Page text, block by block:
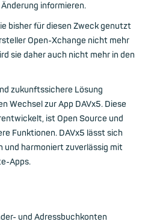
informieren.
bisher für diesen Zweck genutzt
Open-Xchange nicht mehr
sie daher auch nicht mehr in den
zukunftssichere Lösung
Wechsel zur App DAVx5. Diese
ist Open Source und
Funktionen. DAVx5 lässt sich
und harmoniert zuverlässig mit
Apps.
und Adressbuchkonten